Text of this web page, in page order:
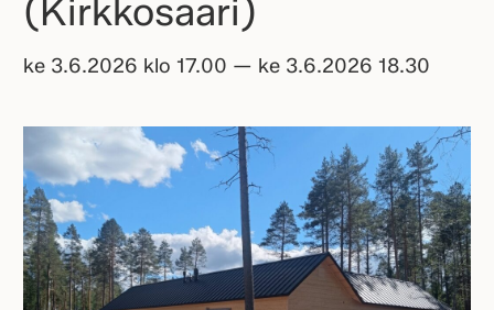
(Kirkkosaari)
ke 3.6.2026 klo 17.00 — ke 3.6.2026 18.30